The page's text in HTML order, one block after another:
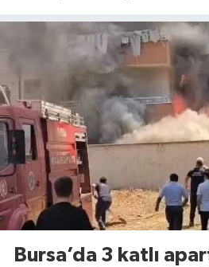
Bursa’da 3 katlı